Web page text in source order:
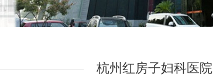
杭州红房子妇科医院